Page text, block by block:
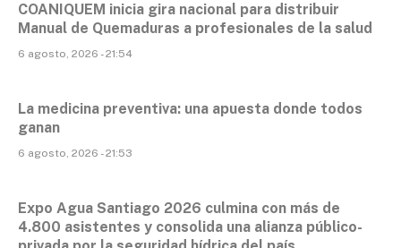
COANIQUEM inicia gira nacional para distribuir
Manual de Quemaduras a profesionales de la salud
6 agosto, 2026 - 21:54
La medicina preventiva: una apuesta donde todos
ganan
6 agosto, 2026 - 21:53
Expo Agua Santiago 2026 culmina con más de
4.800 asistentes y consolida una alianza público-